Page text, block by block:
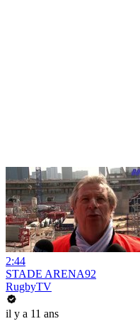
2:44
STADE ARENA92
RugbyTV
il y a 11 ans